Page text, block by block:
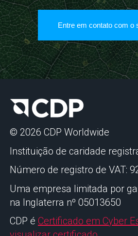
Entre em contato com o
© 2026 CDP Worldwide
Instituição de caridade
Número de registro de VAT:
Uma empresa limitada por
na Inglaterra nº 05013650
CDP é Certificado em Cyber